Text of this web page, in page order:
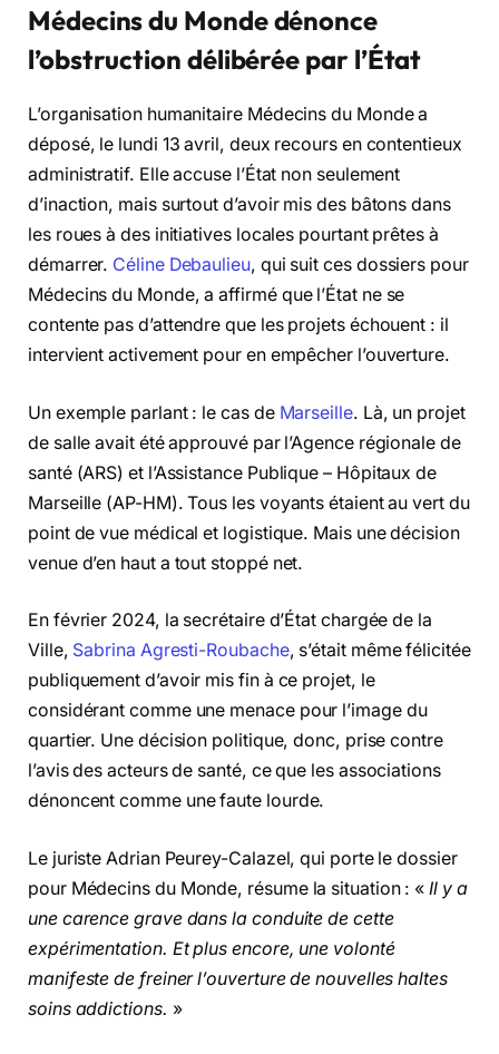
Médecins du Monde dénonce
l’obstruction délibérée par l’État
L’organisation humanitaire Médecins du Monde a
déposé, le lundi 13 avril, deux recours en contentieux
administratif. Elle accuse l’État non seulement
d’inaction, mais surtout d’avoir mis des bâtons dans
les roues à des initiatives locales pourtant prêtes à
démarrer. Céline Debaulieu, qui suit ces dossiers pour
Médecins du Monde, a affirmé que l’État ne se
contente pas d’attendre que les projets échouent : il
intervient activement pour en empêcher l’ouverture.
Un exemple parlant : le cas de Marseille. Là, un projet
de salle avait été approuvé par l’Agence régionale de
santé (ARS) et l’Assistance Publique – Hôpitaux de
Marseille (AP-HM). Tous les voyants étaient au vert du
point de vue médical et logistique. Mais une décision
venue d’en haut a tout stoppé net.
En février 2024, la secrétaire d’État chargée de la
Ville, Sabrina Agresti-Roubache, s’était même félicitée
publiquement d’avoir mis fin à ce projet, le
considérant comme une menace pour l’image du
quartier. Une décision politique, donc, prise contre
l’avis des acteurs de santé, ce que les associations
dénoncent comme une faute lourde.
Le juriste Adrian Peurey-Calazel, qui porte le dossier
pour Médecins du Monde, résume la situation : « Il y a
une carence grave dans la conduite de cette
expérimentation. Et plus encore, une volonté
manifeste de freiner l’ouverture de nouvelles haltes
soins addictions. »